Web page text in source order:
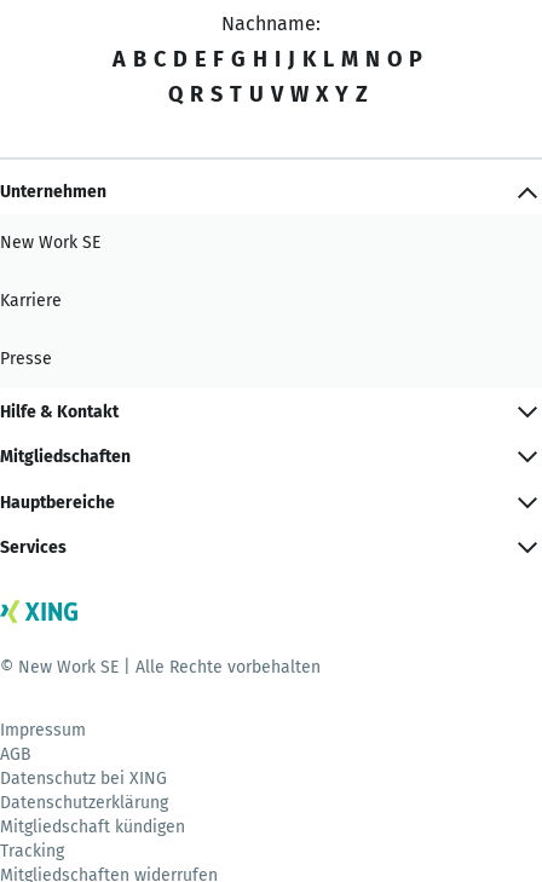
Nachname:
A B C D E F G H I J K L M N O P
Q R S T U V W X Y Z
Unternehmen
New Work SE
Karriere
Presse
Hilfe & Kontakt
Mitgliedschaften
Hauptbereiche
Services
© New Work SE | Alle Rechte vorbehalten
Impressum
AGB
Datenschutz bei XING
Datenschutzerklärung
Mitgliedschaft kündigen
Tracking
Mitgliedschaften widerrufen